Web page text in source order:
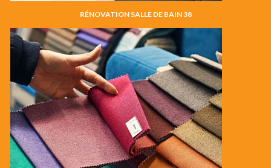
RÉNOVATION SALLE DE BAIN 38